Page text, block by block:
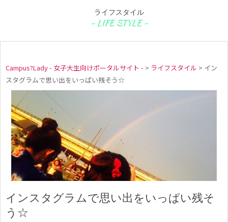
ライフスタイル
Campus?Lady - 女子大生向けポータルサイト - > ライフスタイル > イン
スタグラムで思い出をいっぱい残そう☆
インスタグラムで思い出をいっぱい残そ
う☆